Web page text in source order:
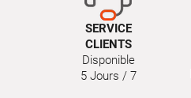
SERVICE
CLIENTS
Disponible
5 Jours / 7